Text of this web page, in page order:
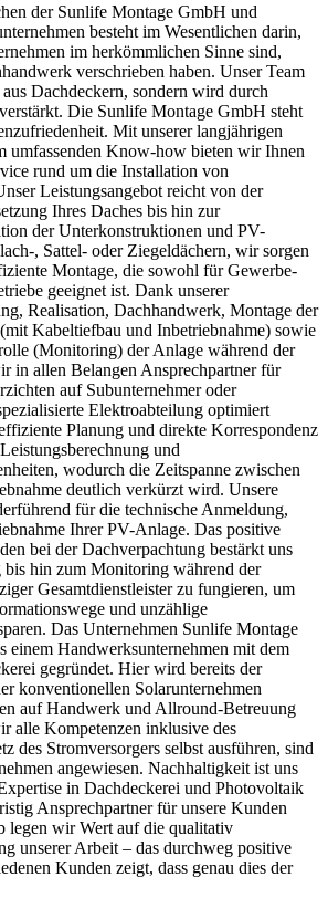
der Sunlife Montage GmbH und
besteht im Wesentlichen darin,
im herkömmlichen Sinne sind,
verschrieben haben. Unser Team
Dachdeckern, sondern wird durch
Die Sunlife Montage GmbH steht
Mit unserer langjährigen
umfassenden Know-how bieten wir Ihnen
rund um die Installation von
Leistungsangebot reicht von der
Ihres Daches bis hin zur
der Unterkonstruktionen und PV-
, Sattel- oder Ziegeldächern, wir sorgen
Montage, die sowohl für Gewerbe-
geeignet ist. Dank unserer
Realisation, Dachhandwerk, Montage der
Kabeltiefbau und Inbetriebnahme) sowie
(Monitoring) der Anlage während der
in allen Belangen Ansprechpartner für
auf Subunternehmer oder
Elektroabteilung optimiert
Planung und direkte Korrespondenz
und
wodurch die Zeitspanne zwischen
deutlich verkürzt wird. Unsere
für die technische Anmeldung,
Ihrer PV-Anlage. Das positive
bei der Dachverpachtung bestärkt uns
bis hin zum Monitoring während der
Gesamtdienstleister zu fungieren, um
und unzählige
Das Unternehmen Sunlife Montage
einem Handwerksunternehmen mit dem
gegründet. Hier wird bereits der
konventionellen Solarunternehmen
auf Handwerk und Allround-Betreuung
alle Kompetenzen inklusive des
des Stromversorgers selbst ausführen, sind
angewiesen. Nachhaltigkeit ist uns
in Dachdeckerei und Photovoltaik
Ansprechpartner für unsere Kunden
legen wir Wert auf die qualitativ
unserer Arbeit – das durchweg positive
Kunden zeigt, dass genau dies der